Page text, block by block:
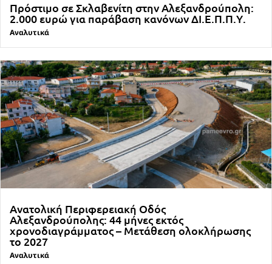
Πρόστιμο σε Σκλαβενίτη στην Αλεξανδρούπολη:
2.000 ευρώ για παράβαση κανόνων ΔΙ.Ε.Π.Π.Υ.
Αναλυτικά
Ανατολική Περιφερειακή Οδός
Αλεξανδρούπολης: 44 μήνες εκτός
χρονοδιαγράμματος – Μετάθεση ολοκλήρωσης
το 2027
Αναλυτικά